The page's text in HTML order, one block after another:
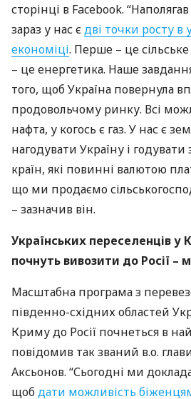
сторінці в Facebook.
зараз у нас єдві точки росту в
економіці. Перше – це
– це енергетика. Наше
того, щоб Україна повернула
продовольчому ринку. Всі
нафта, у когось є газ. У нас є
нагодувати Україну і годувати
країн, які повинні валютою
що ми продаємо
– зазначив він.
Українських переселенців у
почнуть вивозити до Росії –
Масштабна програма з
південно-східних областей
Криму до Росії почнеться в
повідомив так званий в.о.
Аксьонов. “Сьогодні ми
щобдати можливість